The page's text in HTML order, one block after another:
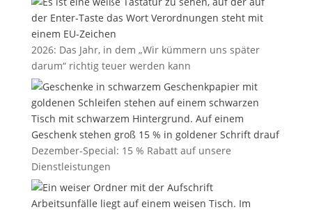
2026: Das Jahr, in dem „Wir kümmern uns später
darum“ richtig teuer werden kann
Dezember-Special: 15 % Rabatt auf unsere
Dienstleistungen